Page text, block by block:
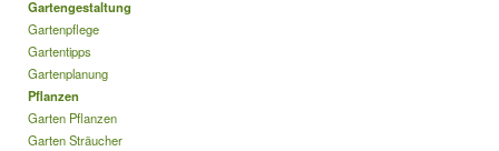
Gartengestaltung
Gartenpflege
Gartentipps
Gartenplanung
Pflanzen
Garten Pflanzen
Garten Sträucher